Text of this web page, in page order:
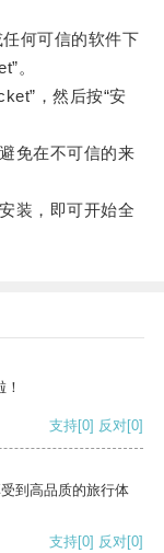
何可信的软件下
。
，然后按“安
免在不可信的来
装，即可开始全
支持[0] 反对[0]
到高品质的旅行体
支持[0] 反对[0]